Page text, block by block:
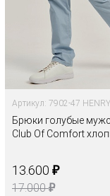
Артикул: 7902-47 HENRY
Брюки голубые
Club Of Comfort
13.600 ₽
17.000₽